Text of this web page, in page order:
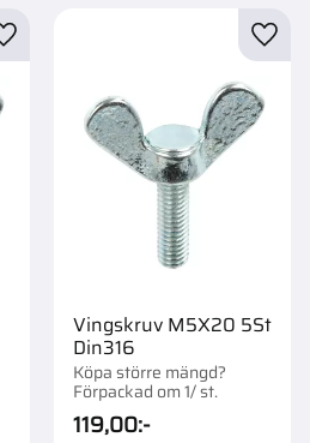
Lägg till i favoriter
Vingskruv M5X20 5St
Din316
Köpa större mängd?
Förpackad om 1/ st.
119,00:-